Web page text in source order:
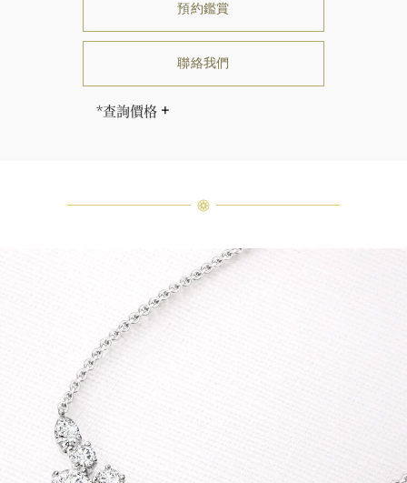
預約鑑賞
聯絡我們
*查詢價格
重量和寶石的等級亦不盡相同。如有